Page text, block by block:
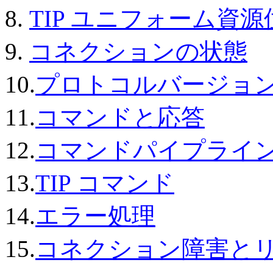
8. TIP ユニフォーム資源
9. コネクションの状態
10.プロトコルバージョ
11.コマンドと応答
12.コマンドパイプライ
13.TIP コマンド
14.エラー処理
15.コネクション障害と